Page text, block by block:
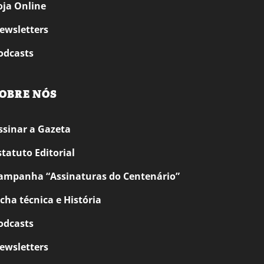
Online
NÓS
a Gazeta
Editorial
“Assinaturas do Centenário”
técnica e História